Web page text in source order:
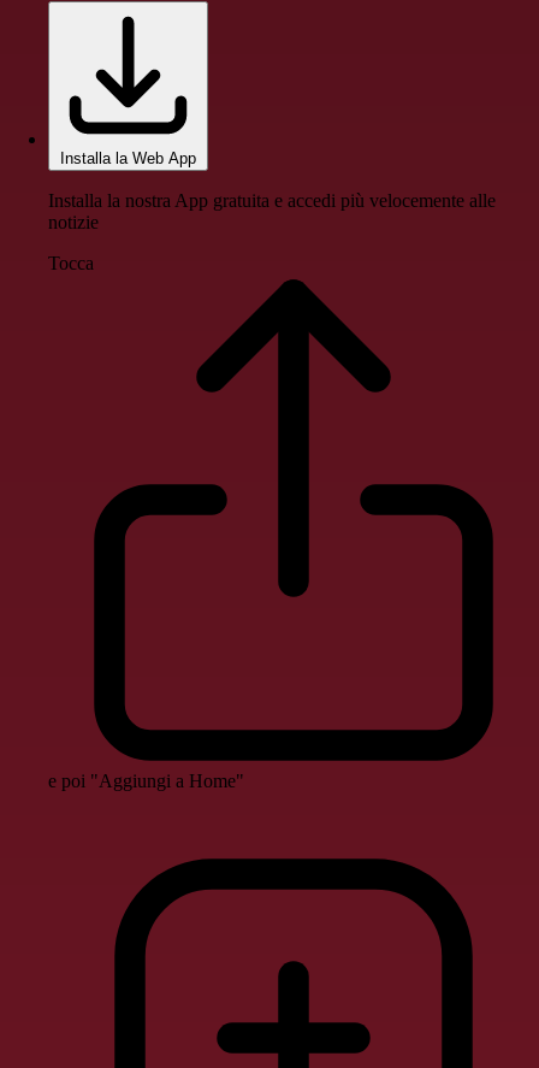
Installa la Web App
Installa la nostra App gratuita e accedi più velocemente alle
notizie
Tocca
e poi "Aggiungi a Home"